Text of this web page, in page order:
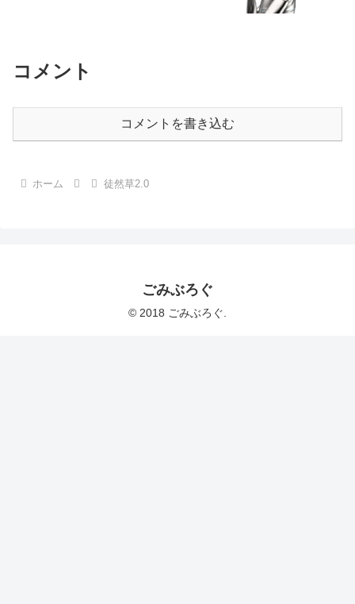
コメント
コメントを書き込む
ホーム 徒然草2.0
ごみぶろぐ
© 2018 ごみぶろぐ.